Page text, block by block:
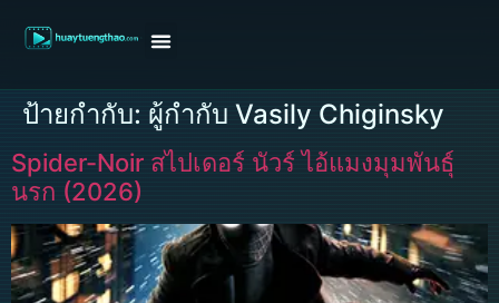
ป้ายกำกับ: ผู้กำกับ Vasily Chiginsky
Spider-Noir สไปเดอร์ นัวร์ ไอ้แมงมุมพันธุ์
นรก (2026)